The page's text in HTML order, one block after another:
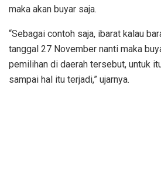
maka akan buyar saja.
“Sebagai contoh saja, ibarat kalau
tanggal 27 November nanti maka
pemilihan di daerah tersebut, untuk
sampai hal itu terjadi,” ujarnya.